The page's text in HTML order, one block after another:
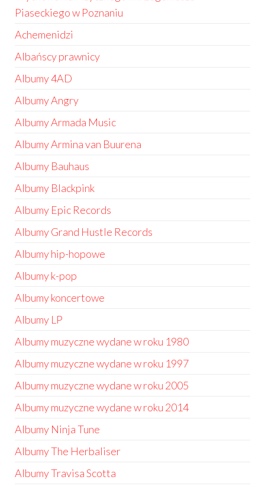
Piaseckiego w Poznaniu
Achemenidzi
Albańscy prawnicy
Albumy 4AD
Albumy Angry
Albumy Armada Music
Albumy Armina van Buurena
Albumy Bauhaus
Albumy Blackpink
Albumy Epic Records
Albumy Grand Hustle Records
Albumy hip-hopowe
Albumy k-pop
Albumy koncertowe
Albumy LP
Albumy muzyczne wydane w roku 1980
Albumy muzyczne wydane w roku 1997
Albumy muzyczne wydane w roku 2005
Albumy muzyczne wydane w roku 2014
Albumy Ninja Tune
Albumy The Herbaliser
Albumy Travisa Scotta